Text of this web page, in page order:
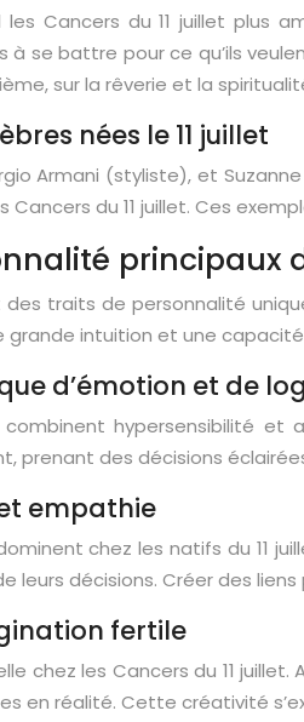
les Cancers du 11 juillet
à se battre pour ce qu’ils
sur la rêverie et la
nées le 11 juillet
Armani (styliste), et
Cancers du 11 juillet. Ces
principaux
des traits de personnalité
grande intuition et une
d’émotion et de
combinent hypersensibilité
prenant des décisions
empathie
chez les natifs du 11
leurs décisions. Créer des
fertile
chez les Cancers du 11
en réalité. Cette créativité